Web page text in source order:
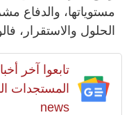
مستوياتها، والدفاع
الحلول والاستقرار،
تابعوا آخر
news